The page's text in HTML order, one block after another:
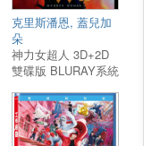
克里斯潘恩, 蓋兒加
朵
神力女超人 3D+2D
雙碟版 BLURAY系統